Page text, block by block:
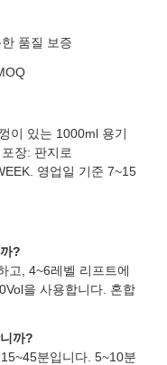
품질 보증
이 있는 1000ml 용기
장: 판지로
영업일 기준 7~15
?
고, 4~6레벨 리프트에
을 사용합니다. 혼합
까?
분입니다. 5~10분